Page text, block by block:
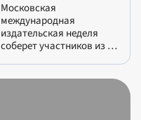
Московская
международная
издательская неделя
соберет участников из 18